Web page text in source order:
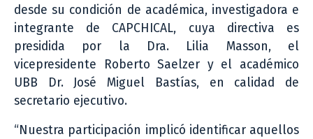
desde su condición de académica, investigadora e
integrante de CAPCHICAL, cuya directiva es
presidida por la Dra. Lilia Masson, el
vicepresidente Roberto Saelzer y el académico
UBB Dr. José Miguel Bastías, en calidad de
secretario ejecutivo.
“Nuestra participación implicó identificar aquellos